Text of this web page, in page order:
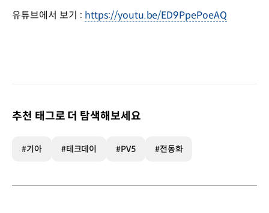
유튜브에서 보기 : https://youtu.be/ED9PpePoeAQ
추천 태그로 더 탐색해보세요
#기아 #테크데이 #PV5 #전동화